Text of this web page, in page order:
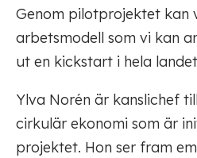
Genom pilotprojektet kan
arbetsmodell som vi kan
ut en kickstart i hela
Ylva Norén är kanslichef
cirkulär ekonomi som är
projektet. Hon ser fram